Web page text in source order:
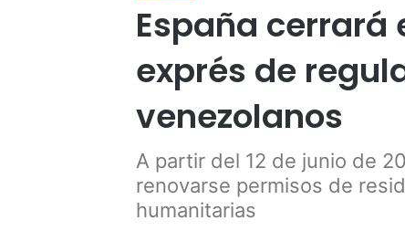
España cerrará
exprés de
venezolanos
A partir del 12 de junio de
renovarse permisos de
humanitarias